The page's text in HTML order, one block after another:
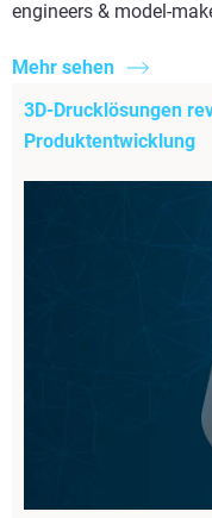
engineers & model-
Mehr sehen
3D-Drucklösungen
Produktentwicklung